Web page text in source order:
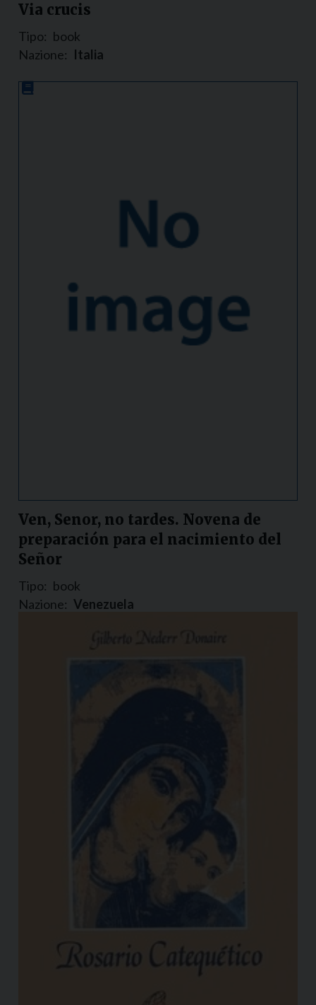
Via crucis
Tipo: book
Nazione: Italia
Ven, Senor, no tardes. Novena de
preparación para el nacimiento del
Señor
Tipo: book
Nazione: Venezuela